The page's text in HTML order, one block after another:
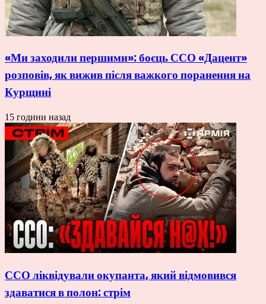
«Ми заходили першими»: боєць ССО «Дацент»
розповів, як вижив після важкого поранення на
Курщині
15 години назад
ССО ліквідували окупанта, який відмовився
здаватися в полон: стрім